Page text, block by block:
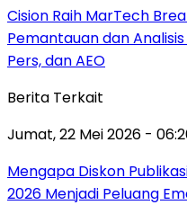
Cision Raih MarTech
Pemantauan dan
Pers, dan AEO
Berita Terkait
Jumat, 22 Mei 2026 -
Mengapa Diskon
2026 Menjadi Peluang